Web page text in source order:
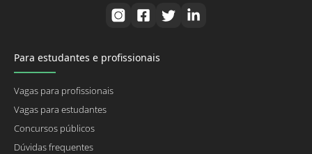
Para estudantes e profissionais
Vagas para profissionais
Vagas para estudantes
Concursos públicos
Dúvidas frequentes